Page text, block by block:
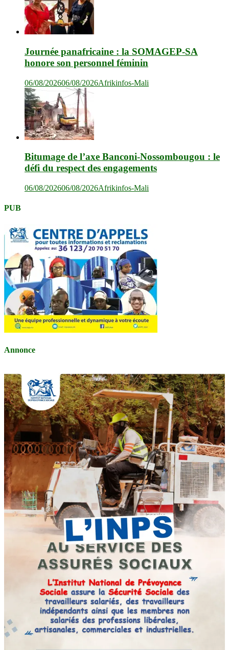
Journée panafricaine : la SOMAGEP-SA
honore son personnel féminin
06/08/202606/08/2026Afrikinfos-Mali
Bitumage de l’axe Banconi-Nossombougou : le
défi du respect des engagements
06/08/202606/08/2026Afrikinfos-Mali
PUB
Annonce